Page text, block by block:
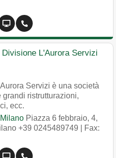
L'Aurora Servizi
Servizi è una società
ristrutturazioni,
ecc.
Piazza 6 febbraio, 4,
+39 0245489749 | Fax: